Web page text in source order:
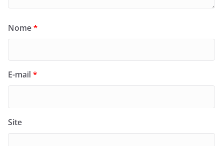
Nome*
E-mail*
Site